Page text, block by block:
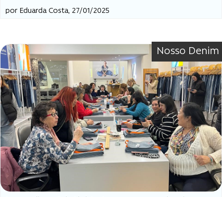
por Eduarda Costa, 27/01/2025
Nosso Denim